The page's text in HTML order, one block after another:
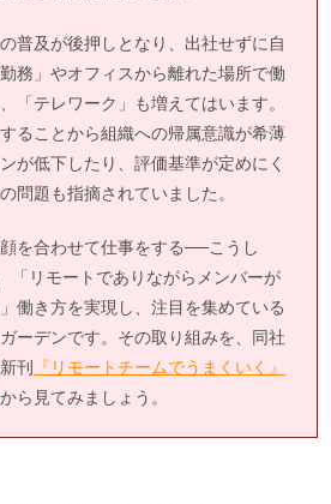
普及が後押しとなり、出社せずに自
務」やオフィスから離れた場所で働
「テレワーク」も増えてはいます。
ることから組織への帰属意識が希薄
が低下したり、評価基準が定めにく
問題も指摘されていました。
を合わせて仕事をする──こうし
「リモートでありながらメンバーが
働き方を実現し、注目を集めている
ーデンです。その取り組みを、同社
刊
『リモートチームでうまくいく』
から見てみましょう。